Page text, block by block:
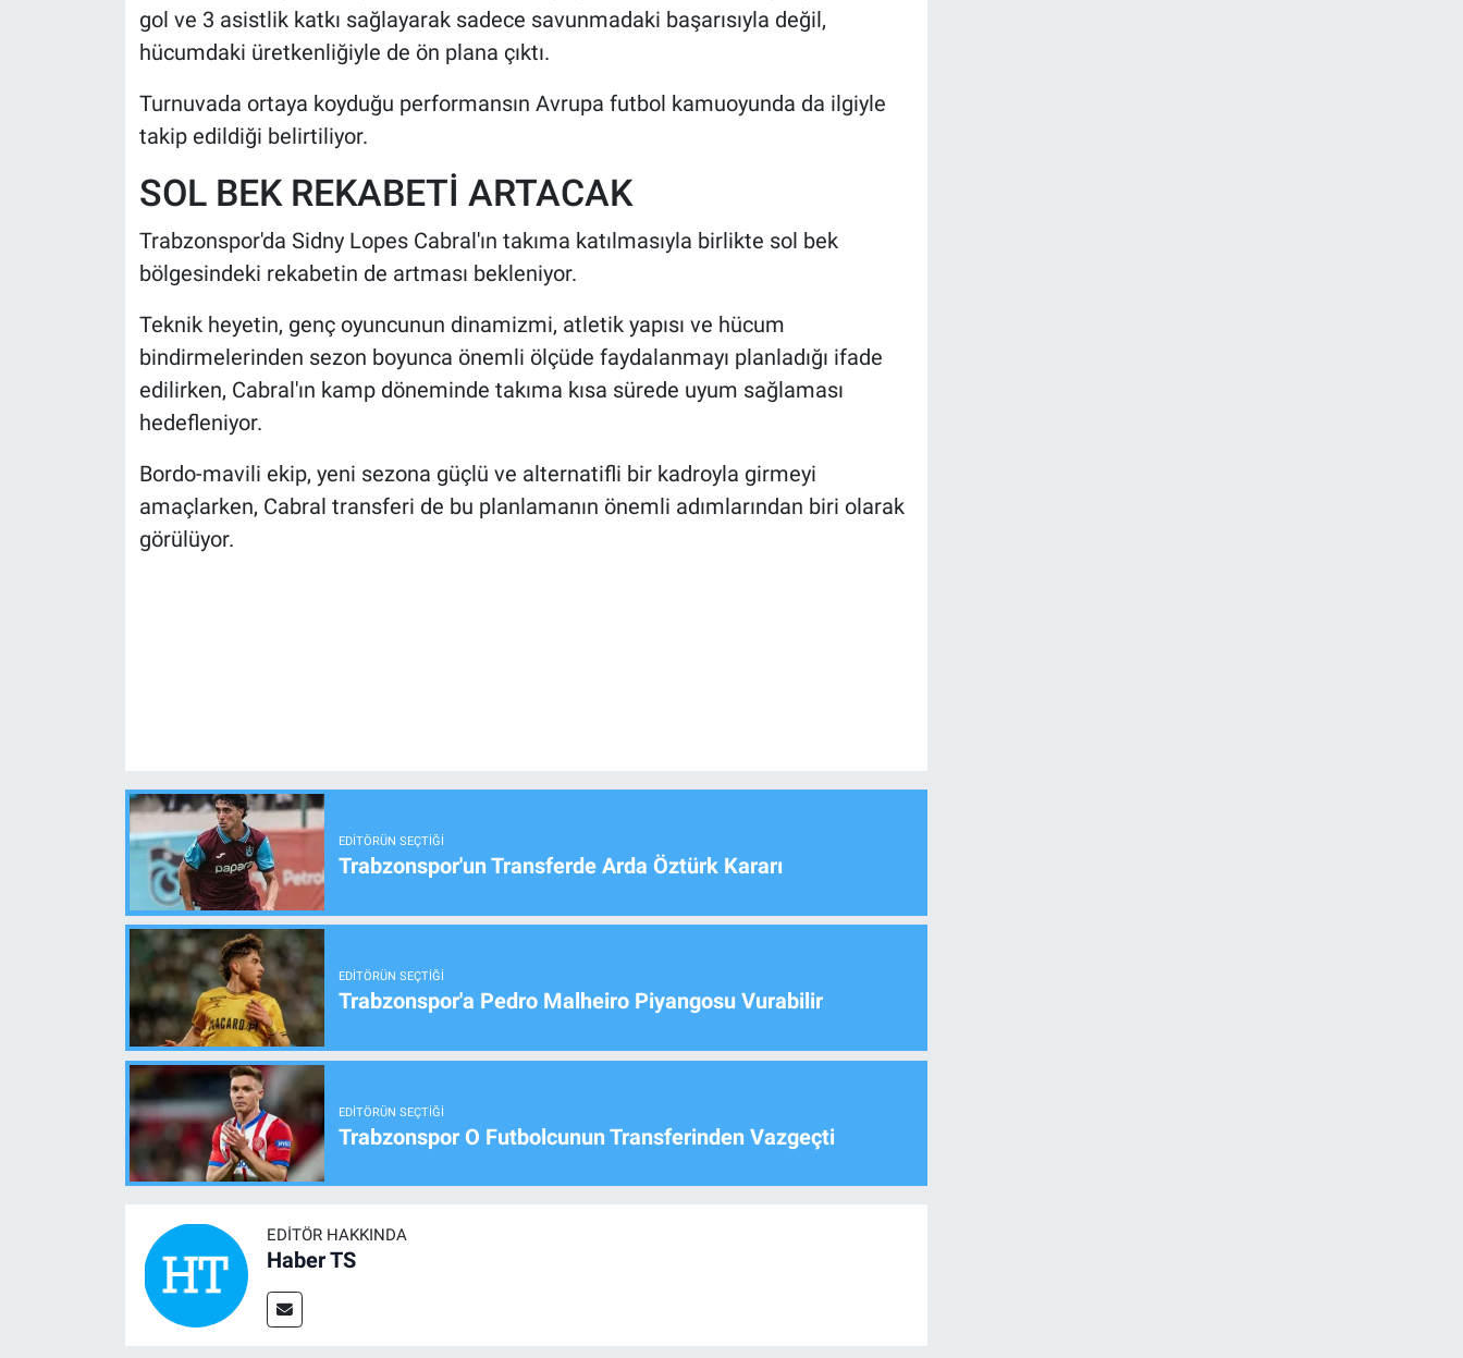
gol ve 3 asistlik katkı sağlayarak sadece savunmadaki başarısıyla değil,
hücumdaki üretkenliğiyle de ön plana çıktı.
Turnuvada ortaya koyduğu performansın Avrupa futbol kamuoyunda da ilgiyle
takip edildiği belirtiliyor.
SOL BEK REKABETİ ARTACAK
Trabzonspor'da Sidny Lopes Cabral'ın takıma katılmasıyla birlikte sol bek
bölgesindeki rekabetin de artması bekleniyor.
Teknik heyetin, genç oyuncunun dinamizmi, atletik yapısı ve hücum
bindirmelerinden sezon boyunca önemli ölçüde faydalanmayı planladığı ifade
edilirken, Cabral'ın kamp döneminde takıma kısa sürede uyum sağlaması
hedefleniyor.
Bordo-mavili ekip, yeni sezona güçlü ve alternatifli bir kadroyla girmeyi
amaçlarken, Cabral transferi de bu planlamanın önemli adımlarından biri olarak
görülüyor.
EDITÖRÜN SEÇTIĞI
Trabzonspor'un Transferde Arda Öztürk Kararı
EDITÖRÜN SEÇTIĞI
Trabzonspor'a Pedro Malheiro Piyangosu Vurabilir
EDITÖRÜN SEÇTIĞI
Trabzonspor O Futbolcunun Transferinden Vazgeçti
EDITÖR HAKKINDA
Haber TS